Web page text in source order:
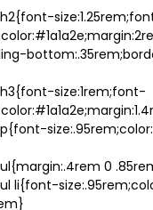
size:1rem;font-
0
li{font-